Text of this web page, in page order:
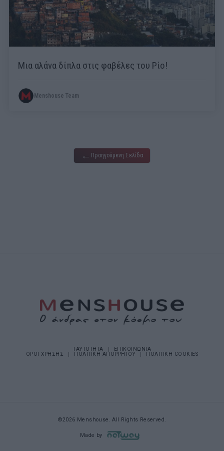
Μια αλάνα δίπλα στις φαβέλες του Ρίο!
Menshouse Team
← Προηγούμενη Σελίδα
ΤΑΥΤΟΤΗΤΑ
ΕΠΙΚΟΙΝΩΝΙΑ
ΟΡΟΙ ΧΡΗΣΗΣ
ΠΟΛΙΤΙΚΗ ΑΠΟΡΡΗΤΟΥ ΠΟΛΙΤΙΚΗ COOKIES
©2026 Menshouse. All Rights Reserved.
Made by